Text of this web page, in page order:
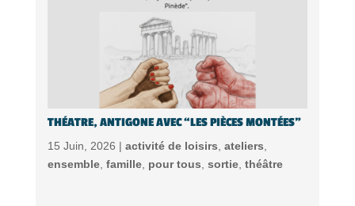
THÉATRE, ANTIGONE AVEC “LES PIÈCES MONTÉES”
15 Juin, 2026 | activité de loisirs ateliers
ensemble, famille, pour tous sortie, théâtre